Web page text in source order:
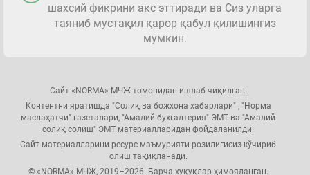
шахсий фикрини акс эттиради ва Сиз уларга
таяниб мустақил қарор қабул қилишингиз
мумкин.
Сайт «NORMA» МЧЖ томонидан ишлаб чиқилган.
Контентни яратишда "Солиқ ва божхона хабарлари" , "Норма
маслаҳатчи" газеталари, "Амалий бухгалтерия" ЭМТ ва "Амалий
солиқ солиш" ЭМТ материалларидан фойдаланилди.
Сайт материалларини ресурс маъмурияти розилигисиз кўчириб
олиш тақиқланади.
© «NORMA» МЧЖ, 2019–2026. Барча ҳуқуқлар ҳимояланган.